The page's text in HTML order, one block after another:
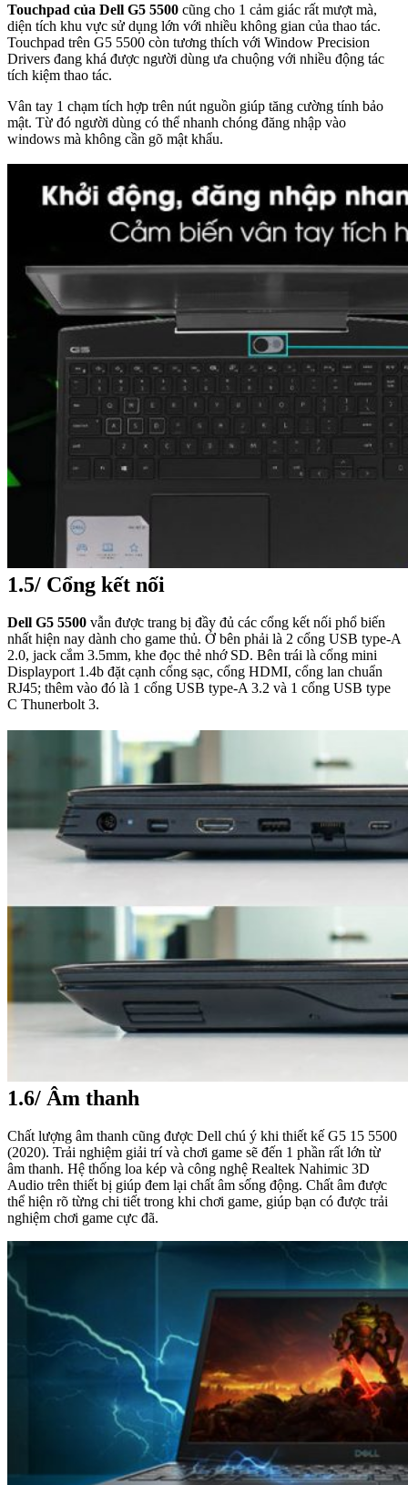
Touchpad của Dell G5 5500 cũng cho 1 cảm giác rất mượt mà,
diện tích khu vực sử dụng lớn với nhiều không gian của thao tác.
Touchpad trên G5 5500 còn tương thích với Window Precision
Drivers đang khá được người dùng ưa chuộng với nhiều động tác
tích kiệm thao tác.
Vân tay 1 chạm tích hợp trên nút nguồn giúp tăng cường tính bảo
mật. Từ đó người dùng có thể nhanh chóng đăng nhập vào
windows mà không cần gõ mật khẩu.
1.5/ Cổng kết nối
Dell G5 5500 vẫn được trang bị đầy đủ các cổng kết nối phổ biến
nhất hiện nay dành cho game thủ. Ở bên phải là 2 cổng USB type-A
2.0, jack cắm 3.5mm, khe đọc thẻ nhớ SD. Bên trái là cổng mini
Displayport 1.4b đặt cạnh cổng sạc, cổng HDMI, cổng lan chuẩn
RJ45; thêm vào đó là 1 cổng USB type-A 3.2 và 1 cổng USB type
C Thunerbolt 3.
1.6/ Âm thanh
Chất lượng âm thanh cũng được Dell chú ý khi thiết kế G5 15 5500
(2020). Trải nghiệm giải trí và chơi game sẽ đến 1 phần rất lớn từ
âm thanh. Hệ thống loa kép và công nghệ Realtek Nahimic 3D
Audio trên thiết bị giúp đem lại chất âm sống động. Chất âm được
thể hiện rõ từng chi tiết trong khi chơi game, giúp bạn có được trải
nghiệm chơi game cực đã.